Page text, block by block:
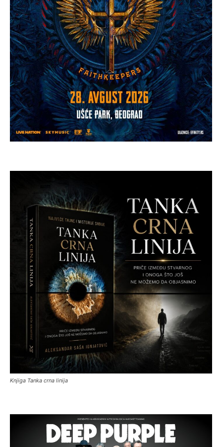
Knjiga Tanka crna linija